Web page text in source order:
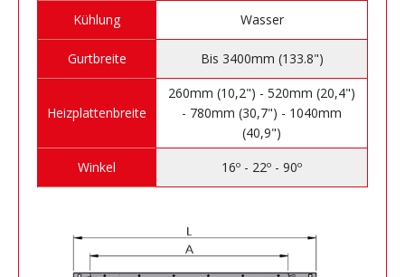
Kühlung
Wasser
Gurtbreite Bis 3400mm (133.8")
Heizplattenbreite
260mm (10,2") - 520mm (20,4")
- 780mm (30,7") - 1040mm
(40,9")
Winkel
16º - 22º - 90º